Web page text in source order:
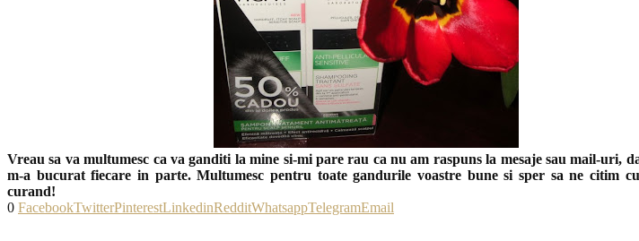
Vreau sa va multumesc ca va ganditi la mine si-mi pare rau ca nu am raspuns la mesaje sau mail-uri,
m-a bucurat fiecare in parte. Multumesc pentru toate gandurile voastre bune si sper sa ne citim
curand!
0 FacebookTwitterPinterestLinkedinRedditWhatsappTelegramEmail